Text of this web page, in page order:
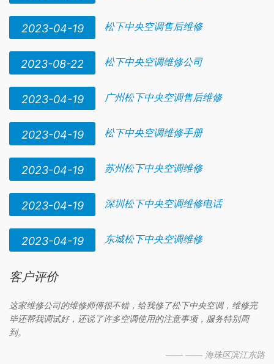
2023-04-19 松下中央空调售后维修
2023-08-22 松下中央空调维修公司
2023-04-19 广州松下中央空调售后维修
2023-04-19 松下中央空调维修手册
2023-04-19 苏州松下中央空调维修
2023-04-19 深圳松下中央空调维修电话
2023-04-19 东城松下中央空调维修
客户评价
这家维修公司的维修师傅很不错，给我修了松下中央空调，维修完
毕还帮我调试好，还说了许多空调使用的注意事项，服务特别周
到。
—— —— 海珠区滨江东路